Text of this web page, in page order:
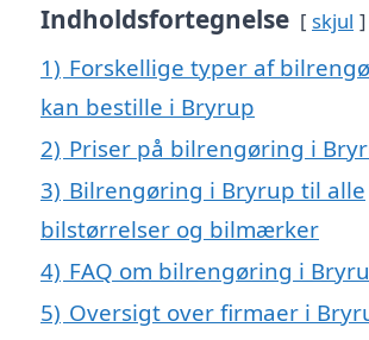
Indholdsfortegnelse skjul
1) Forskellige typer af
kan bestille i Bryrup
2) Priser på bilrengøring i
3) Bilrengøring i Bryrup til alle
bilstørrelser og bilmærker
4) FAQ om bilrengøring i
5) Oversigt over firmaer i